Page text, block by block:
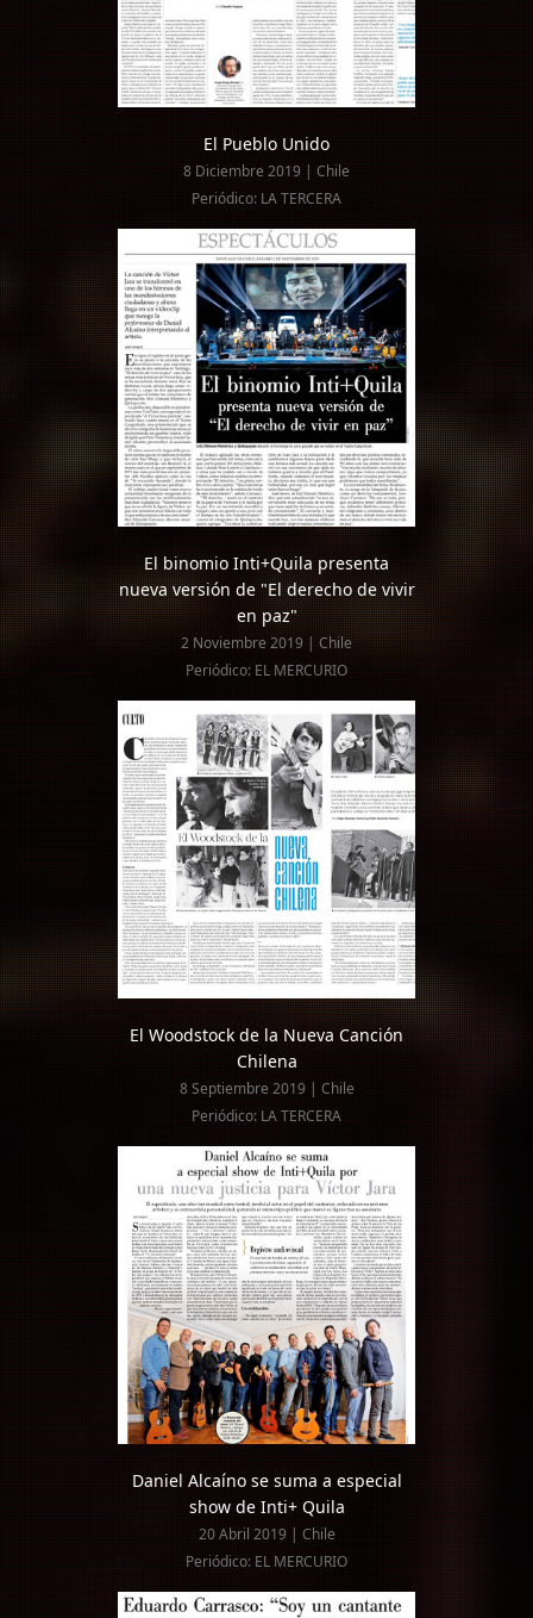
El Pueblo Unido
8 Diciembre 2019 | Chile
Periódico: LA TERCERA
El binomio Inti+Quila presenta
nueva versión de "El derecho de vivir
en paz"
2 Noviembre 2019 | Chile
Periódico: EL MERCURIO
El Woodstock de la Nueva Canción
Chilena
8 Septiembre 2019 | Chile
Periódico: LA TERCERA
Daniel Alcaíno se suma a especial
show de Inti+ Quila
20 Abril 2019 | Chile
Periódico: EL MERCURIO